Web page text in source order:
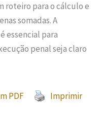
roteiro para o cálculo e
somadas. A
essencial para
penal seja claro
PDF Imprimir